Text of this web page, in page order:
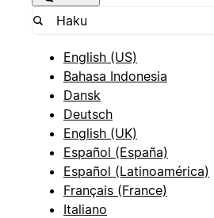
English (US)
Bahasa Indonesia
Dansk
Deutsch
English (UK)
Español (España)
Español (Latinoamérica)
Français (France)
Italiano